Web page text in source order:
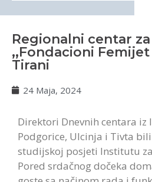
Regionalni centar
,,Fondacioni
Tirani
24 Maja, 2024
Direktori Dnevnih centara iz
Podgorice, Ulcinja i Tivta
studijskoj posjeti Institutu
Pored srdačnog dočeka